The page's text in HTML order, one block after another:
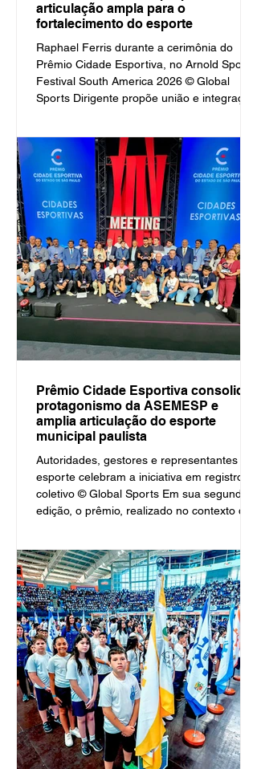
articulação ampla para o
fortalecimento do esporte
Raphael Ferris durante a cerimônia do
Prêmio Cidade Esportiva, no Arnold Sports
Festival South America 2026 © Global
Sports Dirigente propõe união e integração
esporte brasileiro. Por Paulo Pinto / Global
Sports Curitiba, 4 de maio de 2026 Durante
a cerimônia do Prêmio Cidade Esportiva,
promovido pela Asemesp durante o Arnold
Sports Festival South America 2026, o
doutor Raphael Ferris, presi
Prêmio Cidade Esportiva consolida
protagonismo da ASEMESP e
amplia articulação do esporte
municipal paulista
Autoridades, gestores e representantes do
esporte celebram a iniciativa em registro
coletivo © Global Sports Em sua segunda
edição, o prêmio, realizado no contexto do
reafirmou o papel estratégico da gestão
pública no desenvolvimento do esporte. Por
Paulo Pinto / Global Sports Curitiba, 29 de
abril de 2026 Com o espaço
completamente tomado e público acima da
capacidade prevista, a segunda edição do